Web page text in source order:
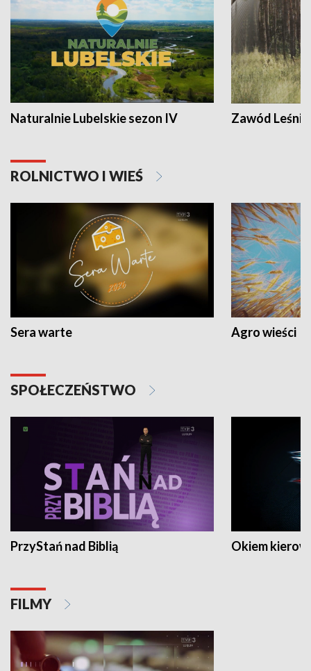
Naturalnie Lubelskie sezon IV Zawód Leśnik
ROLNICTWO I WIEŚ
Sera warte Agro wieści
SPOŁECZEŃSTWO
PrzyStań nad Biblią Okiem
FILMY